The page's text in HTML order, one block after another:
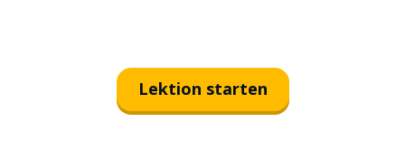
Lektion starten